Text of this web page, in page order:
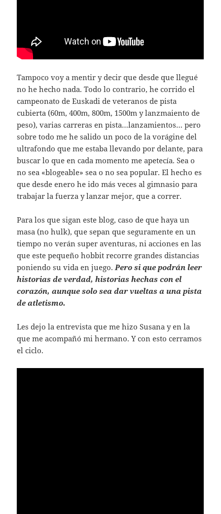
Tampoco voy a mentir y decir que desde que llegué
no he hecho nada. Todo lo contrario, he corrido el
campeonato de Euskadi de veteranos de pista
cubierta (60m, 400m, 800m, 1500m y lanzmaiento de
peso), varias carreras en pista…lanzamientos… pero
sobre todo me he salido un poco de la vorágine del
ultrafondo que me estaba llevando por delante, para
buscar lo que en cada momento me apetecía. Sea o
no sea «blogeable» sea o no sea popular. El hecho es
que desde enero he ido más veces al gimnasio para
trabajar la fuerza y lanzar mejor, que a correr.
Para los que sigan este blog, caso de que haya un
masa (no hulk), que sepan que seguramente en un
tiempo no verán super aventuras, ni acciones en las
que este pequeño hobbit recorre grandes distancias
poniendo su vida en juego.Pero si que podrán leer
historias de verdad, historias hechas con el
corazón, aunque solo sea dar vueltas a una pista
de atletismo.
Les dejo la entrevista que me hizo Susana y en la
que me acompañó mi hermano. Y con esto cerramos
el ciclo.